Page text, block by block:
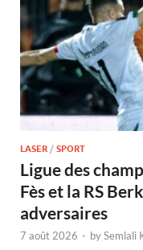
LASER / SPORT
Ligue des
Fès et la RS
adversaires
7 août 2026 - bySemlali